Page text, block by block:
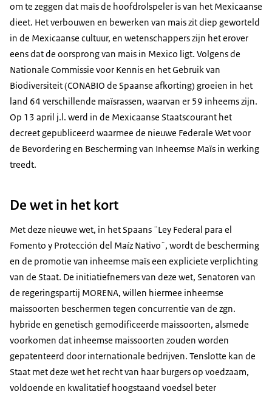
om te zeggen dat maïs de hoofdrolspeler is van het Mexicaanse
dieet. Het verbouwen en bewerken van mais zit diep geworteld
in de Mexicaanse cultuur, en wetenschappers zijn het erover
eens dat de oorsprong van mais in Mexico ligt. Volgens de
Nationale Commissie voor Kennis en het Gebruik van
Biodiversiteit (CONABIO de Spaanse afkorting) groeien in het
land 64 verschillende maïsrassen, waarvan er 59 inheems zijn.
Op 13 april j.l. werd in de Mexicaanse Staatscourant het
decreet gepubliceerd waarmee de nieuwe Federale Wet voor
de Bevordering en Bescherming van Inheemse Maïs in werking
treedt.
De wet in het kort
Met deze nieuwe wet, in het Spaans ¨Ley Federal para el
Fomento y Protección del Maíz Nativo¨, wordt de bescherming
en de promotie van inheemse maïs een expliciete verplichting
van de Staat. De initiatiefnemers van deze wet, Senatoren van
de regeringspartij MORENA, willen hiermee inheemse
maissoorten beschermen tegen concurrentie van de zgn.
hybride en genetisch gemodificeerde maissoorten, alsmede
voorkomen dat inheemse maissoorten zouden worden
gepatenteerd door internationale bedrijven. Tenslotte kan de
Staat met deze wet het recht van haar burgers op voedzaam,
voldoende en kwalitatief hoogstaand voedsel beter